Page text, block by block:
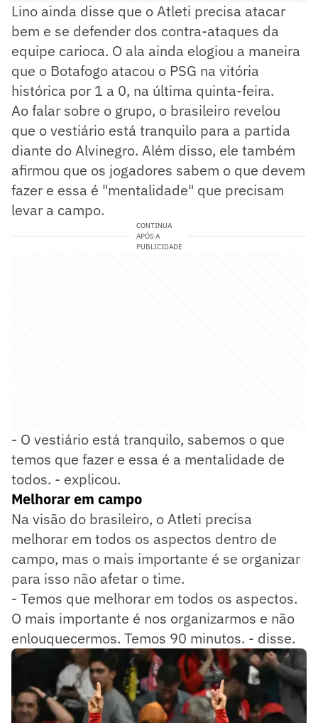
Lino ainda disse que o Atleti precisa atacar
bem e se defender dos contra-ataques da
equipe carioca. O ala ainda elogiou a maneira
que o Botafogo atacou o PSG na vitória
histórica por 1 a 0, na última quinta-feira.
Ao falar sobre o grupo, o brasileiro revelou
que o vestiário está tranquilo para a partida
diante do Alvinegro. Além disso, ele também
afirmou que os jogadores sabem o que devem
fazer e essa é "mentalidade" que precisam
levar a campo.
CONTINUA
APÓS A
PUBLICIDADE
- O vestiário está tranquilo, sabemos o que
temos que fazer e essa é a mentalidade de
todos. - explicou.
Melhorar em campo
Na visão do brasileiro, o Atleti precisa
melhorar em todos os aspectos dentro de
campo, mas o mais importante é se organizar
para isso não afetar o time.
- Temos que melhorar em todos os aspectos.
O mais importante é nos organizarmos e não
enlouquecermos. Temos 90 minutos. - disse.